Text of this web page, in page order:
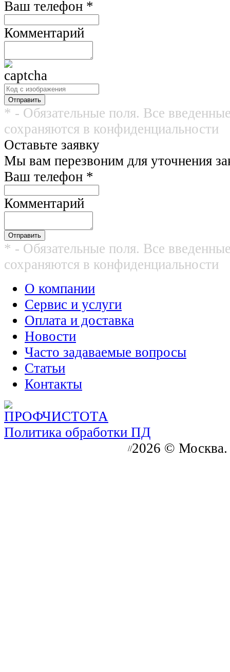
Ваш телефон *
Комментарий
* - Обязательные поля. Все
сохраняются в конфиденциальности
Оставьте заявку
Мы вам перезвоним для уточнения
Ваш телефон *
Комментарий
* - Обязательные поля. Все
сохраняются в конфиденциальности
О компании
Сервис и услуги
Оплата и доставка
Новости
Часто задаваемые вопросы
Статьи
Контакты
Политика обработки ПД
//2026 ©